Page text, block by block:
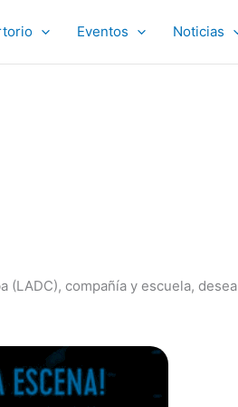
Eventos Noticias
(LADC), compañía y escuela, desea